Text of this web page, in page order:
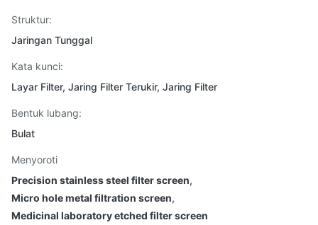
Struktur:
Jaringan Tunggal
Kata kunci:
Layar Filter, Jaring Filter Terukir, Jaring Filter
Bentuk lubang:
Bulat
Menyoroti
Precision stainless steel filter screen,
Micro hole metal filtration screen,
Medicinal laboratory etched filter screen